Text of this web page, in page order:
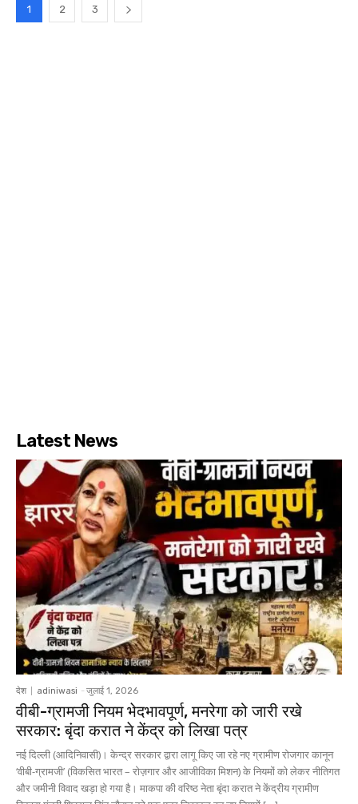
1 2 3
Latest News
देश adiniwasi - जुलाई 1, 2026
वीबी-ग्रामजी नियम भेदभावपूर्ण, मनरेगा को जारी रखे
सरकार: बृंदा करात ने केंद्र को लिखा पत्र
नई दिल्ली (आदिनिवासी)। केन्द्र सरकार द्वारा लागू किए जा रहे नए ग्रामीण रोजगार कानून
‘वीबी-ग्रामजी’ (विकसित भारत – रोज़गार और आजीविका मिशन) के नियमों को लेकर नीतिगत
और जमीनी विवाद खड़ा हो गया है। माकपा की वरिष्ठ नेता बृंदा करात ने केंद्रीय ग्रामीण